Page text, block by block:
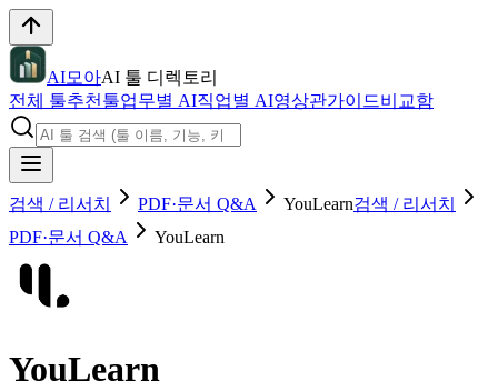
AI모아AI 툴 디렉토리
전체 툴추천툴업무별 AI직업별 AI영상관가이드비교함
검색 / 리서치 PDF·문서 Q&A YouLearn검색 / 리서치
PDF·문서 Q&A
YouLearn
YouLearn